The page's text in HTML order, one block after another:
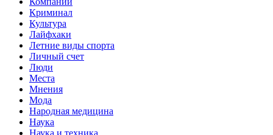
Криминал
Культура
Лайфхаки
Летние виды спорта
Личный счет
Люди
Места
Мнения
Мода
Народная медицина
Наука
Наука и техника